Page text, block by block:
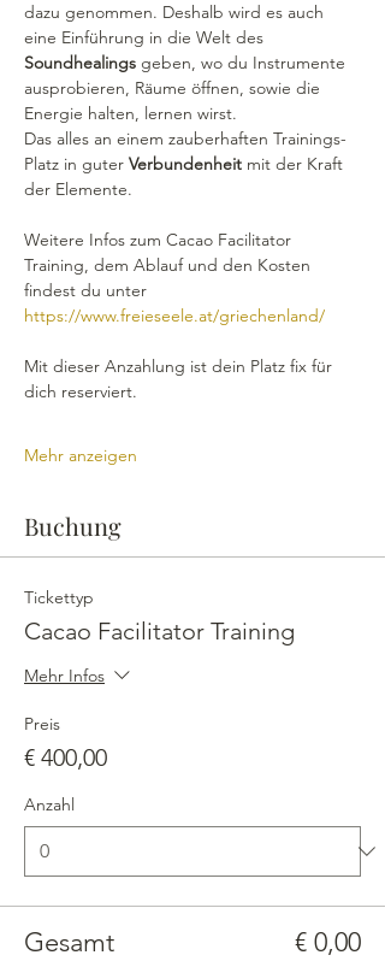
dazu genommen. Deshalb wird es auch
eine Einführung in die Welt des
Soundhealings geben, wo du Instrumente
ausprobieren, Räume öffnen, sowie die
Energie halten, lernen wirst.
Das alles an einem zauberhaften Trainings-
Platz in guter Verbundenheit mit der Kraft
der Elemente.
Weitere Infos zum Cacao Facilitator
Training, dem Ablauf und den Kosten
findest du unter
https://www.freieseele.at/griechenland/
Mit dieser Anzahlung ist dein Platz fix für
dich reserviert.
Mehr anzeigen
Buchung
Tickettyp
Cacao Facilitator Training
Mehr Infos
Preis
€ 400,00
Anzahl
Gesamt € 0,00